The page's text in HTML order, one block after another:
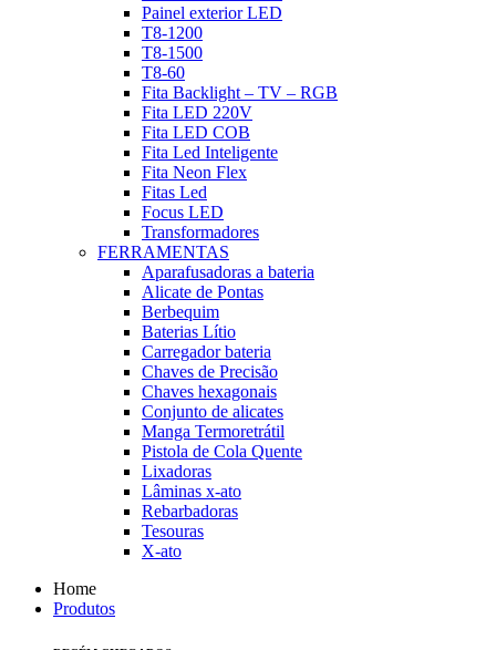
Painel exterior LED
T8-1200
T8-1500
T8-60
Fita Backlight – TV – RGB
Fita LED 220V
Fita LED COB
Fita Led Inteligente
Fita Neon Flex
Fitas Led
Focus LED
Transformadores
FERRAMENTAS
Aparafusadoras a bateria
Alicate de Pontas
Berbequim
Baterias Lítio
Carregador bateria
Chaves de Precisão
Chaves hexagonais
Conjunto de alicates
Manga Termoretrátil
Pistola de Cola Quente
Lixadoras
Lâminas x-ato
Rebarbadoras
Tesouras
X-ato
Home
Produtos